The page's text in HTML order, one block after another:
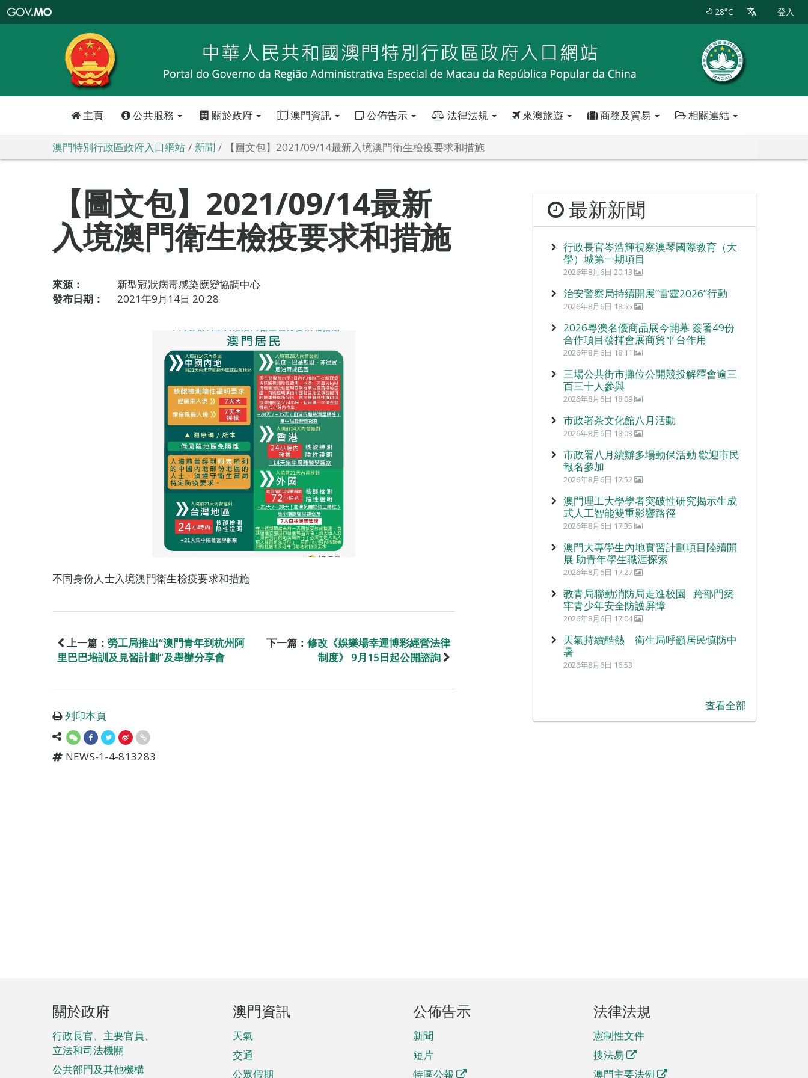
特
政
區
政
口
28°C 登入
主頁 公共服務 關於政府 澳門資訊 公佈告示 法律法規 來澳旅遊 商務及貿易 相關連結
澳門特別行政區政府入口網站 新聞 【圖文包】2021/09/14最新入境澳門衛生檢疫要求和措施
【圖文包】2021/09/14最新
入境澳門衛生檢疫要求和措施
來源：
新型冠狀病毒感染應變協調中心
發布日期：
2021年9月14日 20:28
不同身份人士入境澳門衛生檢疫要求和措施
上一篇： 勞工局推出“澳門青年到杭州阿
里巴巴培訓及見習計劃”及舉辦分享會
下一篇： 修改《娛樂場幸運博彩經營法律
制度》 9月15日起公開諮詢
列印本頁
NEWS-1-4-813283
最新新聞
行政長官岑浩輝視察澳琴國際教育（大
學）城第一期項目
2026年8月6日 20:13
治安警察局持續開展“雷霆2026”行動
2026年8月6日 18:55
2026粵澳名優商品展今開幕 簽署49份
合作項目發揮會展商貿平台作用
2026年8月6日 18:11
三場公共街市攤位公開競投解釋會逾三
百三十人參與
2026年8月6日 18:09
市政署茶文化館八月活動
2026年8月6日 18:03
市政署八月續辦多場動保活動 歡迎市民
報名參加
2026年8月6日 17:52
澳門理工大學學者突破性研究揭示生成
式人工智能雙重影響路徑
2026年8月6日 17:35
澳門大專學生內地實習計劃項目陸續開
展 助青年學生職涯探索
2026年8月6日 17:27
教青局聯動消防局走進校園 跨部門築
牢青少年安全防護屏障
2026年8月6日 17:04
天氣持續酷熱 衛生局呼籲居民慎防中
暑
2026年8月6日 16:53
查看全部
頁
腳
菜
單
關於政府
行政長官、主要官員、
立法和司法機關
公共部門及其他機構
澳門資訊
天氣
交通
公眾假期
公佈告示
新聞
短片
特區公報
法律法規
憲制性文件
搜法易
澳門主要法例